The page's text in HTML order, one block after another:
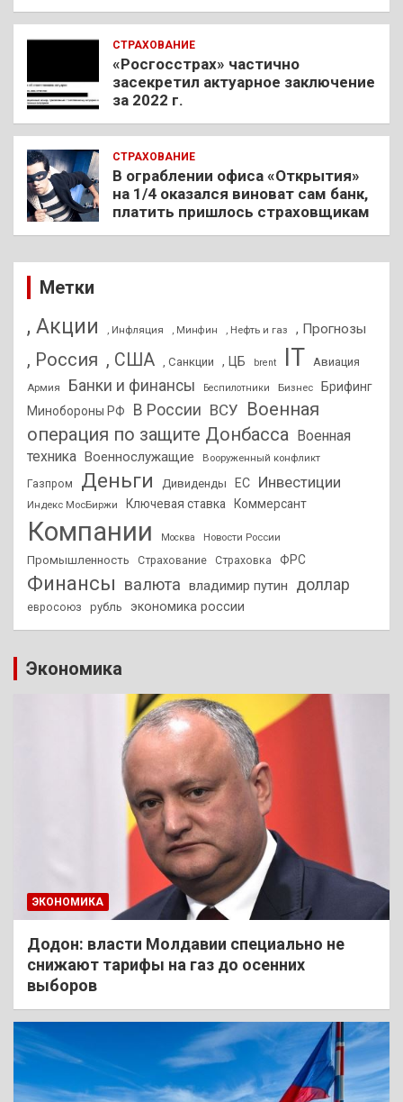
СТРАХОВАНИЕ
«Росгосстрах» частично
засекретил актуарное заключение
за 2022 г.
СТРАХОВАНИЕ
В ограблении офиса «Открытия»
на 1/4 оказался виноват сам банк,
платить пришлось страховщикам
Метки
, Акции , Инфляция , Минфин , Нефть и газ , Прогнозы
, Россия , США , Санкции , ЦБ brent IT Авиация
Армия Банки и финансы Беспилотники Бизнес
Брифинг
Минобороны РФ
В России ВСУ Военная
операция по защите Донбасса
Военная
техника
Военнослужащие Вооруженный конфликт
Газпром Деньги Дивиденды ЕС Инвестиции
Индекс МосБиржи Ключевая ставка Коммерсант
Компании Москва Новости России
Промышленность Страхование Страховка ФРС
Финансы валюта владимир путин доллар
евросоюз рубль экономика россии
Экономика
ЭКОНОМИКА
Додон: власти Молдавии специально не
снижают тарифы на газ до осенних
выборов